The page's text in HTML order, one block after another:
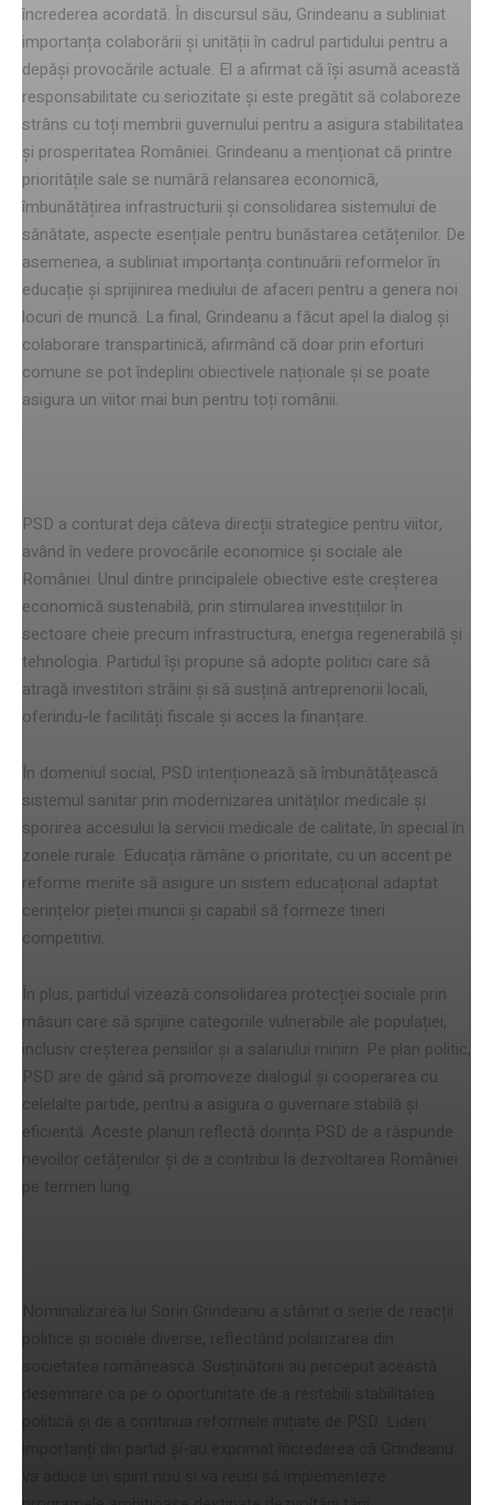
încrederea acordată. În discursul său, Grindeanu a subliniat
importanța colaborării și unității în cadrul partidului pentru a
depăși provocările actuale. El a afirmat că își asumă această
responsabilitate cu seriozitate și este pregătit să colaboreze
strâns cu toți membrii guvernului pentru a asigura stabilitatea
și prosperitatea României. Grindeanu a menționat că printre
prioritățile sale se numără relansarea economică,
îmbunătățirea infrastructurii și consolidarea sistemului de
sănătate, aspecte esențiale pentru bunăstarea cetățenilor. De
asemenea, a subliniat importanța continuării reformelor în
educație și sprijinirea mediului de afaceri pentru a genera noi
locuri de muncă. La final, Grindeanu a făcut apel la dialog și
colaborare transpartinică, afirmând că doar prin eforturi
comune se pot îndeplini obiectivele naționale și se poate
asigura un viitor mai bun pentru toți românii.
PSD a conturat deja câteva direcții strategice pentru viitor,
având în vedere provocările economice și sociale ale
României. Unul dintre principalele obiective este creșterea
economică sustenabilă, prin stimularea investițiilor în
sectoare cheie precum infrastructura, energia regenerabilă și
tehnologia. Partidul își propune să adopte politici care să
atragă investitori străini și să susțină antreprenorii locali,
oferindu-le facilități fiscale și acces la finanțare.
În domeniul social, PSD intenționează să îmbunătățească
sistemul sanitar prin modernizarea unităților medicale și
sporirea accesului la servicii medicale de calitate, în special în
zonele rurale. Educația rămâne o prioritate, cu un accent pe
reforme menite să asigure un sistem educațional adaptat
cerințelor pieței muncii și capabil să formeze tineri
competitivi.
În plus, partidul vizează consolidarea protecției sociale prin
măsuri care să sprijine categoriile vulnerabile ale populației,
inclusiv creșterea pensiilor și a salariului minim. Pe plan politic,
PSD are de gând să promoveze dialogul și cooperarea cu
celelalte partide, pentru a asigura o guvernare stabilă și
eficientă. Aceste planuri reflectă dorința PSD de a răspunde
nevoilor cetățenilor și de a contribui la dezvoltarea României
pe termen lung.